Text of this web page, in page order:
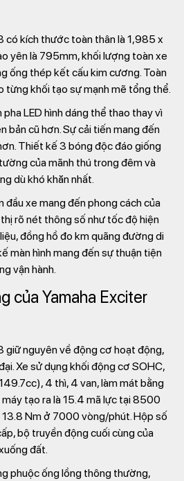
có kích thước toàn thân là 1,985 x
yên là 795mm, khối lượng toàn xe
ống thép kết cấu kim cương. Toàn
từng khối tạo sự mạnh mẽ tổng thể.
LED hình dáng thể thao thay vì
bản cũ hơn. Sự cải tiến mang đến
Thiết kế 3 bóng độc đáo giống
của mãnh thú trong đêm và
dù khó khăn nhất.
đầu xe mang đến phong cách của
rõ nét thông số như tốc độ hiện
đồng hồ đo km quãng đường di
màn hình mang đến sự thuận tiện
vận hành.
của Yamaha Exciter
giữ nguyên về động cơ hoạt động,
Xe sử dụng khối động cơ SOHC,
4 thì, 4 van, làm mát bằng
tạo ra là 15.4 mã lực tại 8500
Nm ở 7000 vòng/phút. Hộp số
bộ truyền động cuối cùng của
đất.
phuộc ống lồng thông thường,